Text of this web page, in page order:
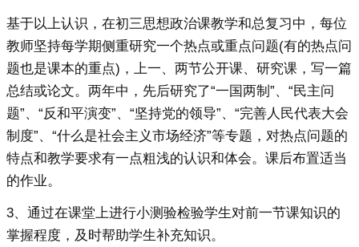
基于以上认识，在初三思想政治课教学和总复习中，每位
教师坚持每学期侧重研究一个热点或重点问题(有的热点问
题也是课本的重点)，上一、两节公开课、研究课，写一篇
总结或论文。两年中，先后研究了“一国两制”、“民主问
题”、“反和平演变”、“坚持党的领导”、“完善人民代表大会
制度”、“什么是社会主义市场经济”等专题，对热点问题的
特点和教学要求有一点粗浅的认识和体会。课后布置适当
的作业。
3、通过在课堂上进行小测验检验学生对前一节课知识的
掌握程度，及时帮助学生补充知识。